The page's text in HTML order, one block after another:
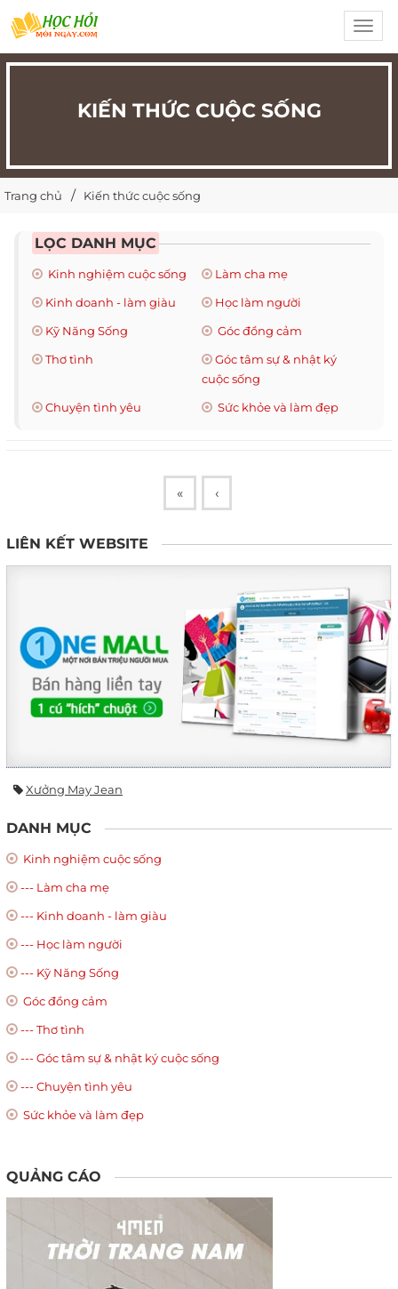
KIẾN THỨC CUỘC SỐNG
Trang chủ Kiến thức cuộc sống
LỌC DANH MỤC
Kinh nghiệm cuộc sống
Làm cha mẹ
Kinh doanh - làm giàu
Học làm người
Kỹ Năng Sống
Góc đồng cảm
Thơ tình
Góc tâm sự & nhật ký
cuộc sống
Chuyện tình yêu
Sức khỏe và làm đẹp
« ‹
LIÊN KẾT WEBSITE
Xưởng May Jean
DANH MỤC
Kinh nghiệm cuộc sống
--- Làm cha mẹ
--- Kinh doanh - làm giàu
--- Học làm người
--- Kỹ Năng Sống
Góc đồng cảm
--- Thơ tình
--- Góc tâm sự & nhật ký cuộc sống
--- Chuyện tình yêu
Sức khỏe và làm đẹp
QUẢNG CÁO